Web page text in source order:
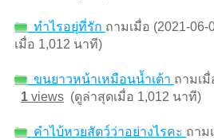
ทำไรอยุ่ที่รัก ถามเมื่อ (2021-06-
เมื่อ 1,012 นาที)
ขนยาวหน้าเหมือนน้ำเต้า ถามเมื่
1views(ดูล่าสุดเมื่อ 1,012 นาที)
คำไบ้หวยสัตว์ว่าอย่างไรคะ ถาม